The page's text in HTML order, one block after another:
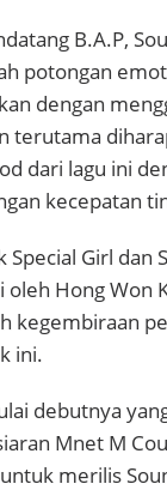
B.A.P,
potongan
dengan
terutama
dari lagu ini
kecepatan
Special Girl dan
Hong Won
kegembiraan
ini.
debutnya
Mnet M
merilis